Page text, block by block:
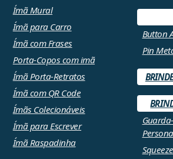
Ímã Mural
Ímã para Carro
Ímã com Frases
Porta-Copos com imã
Ímã Porta-Retratos
Ímã com QR Code
Ímãs Colecionáveis
Ímã para Escrever
Ímã Raspadinha
Button
Pin